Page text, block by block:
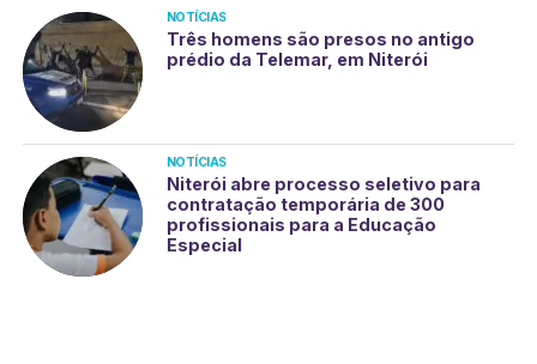
NOTÍCIAS
Três homens são presos no antigo
prédio da Telemar, em Niterói
NOTÍCIAS
Niterói abre processo seletivo para
contratação temporária de 300
profissionais para a Educação
Especial